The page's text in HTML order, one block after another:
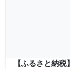
【ふるさと納